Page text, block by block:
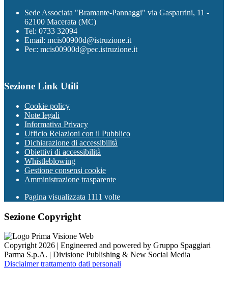
Sede Associata "Bramante-Pannaggi" via Gasparrini, 11 -
62100 Macerata (MC)
Tel: 0733 32094
Email: mcis00900d@istruzione.it
Pec: mcis00900d@pec.istruzione.it
Sezione Link Utili
Cookie policy
Note legali
Informativa Privacy
Ufficio Relazioni con il Pubblico
Dichiarazione di accessibilità
Obiettivi di accessibilità
Whistleblowing
Gestione consensi cookie
Amministrazione trasparente
Pagina visualizzata 1111 volte
Sezione Copyright
Copyright 2026 | Engineered and powered by Gruppo Spaggiari
Parma S.p.A. | Divisione Publishing & New Social Media
Disclaimer trattamento dati personali